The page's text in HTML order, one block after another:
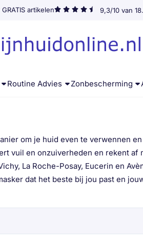
artikelen 9,3/10 van
Routine Advies Zonbescherming
om je huid even te verwennen
vuil en onzuiverheden en rekent
La Roche-Posay, Eucerin en
dat het beste bij jou past en